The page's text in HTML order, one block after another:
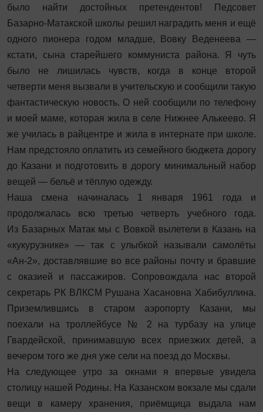
было найти достойных претендентов! Педсовет
Базарно-Матакской школы решил наградить меня и ещё
одного пионера годом младше, Вовку Веденеева —
кстати, сына старейшего коммуниста района. Я чуть
было не лишилась чувств, когда в конце второй
четверти меня вызвали в учительскую и сообщили такую
фантастическую новость. О ней сообщили по телефону
и моей маме, которая жила в селе Нижнее Алькеево. Я
же училась в райцентре и жила в интернате при школе.
Нам предстояло оплатить из семейного бюджета дорогу
до Казани и подготовить в дорогу минимальный набор
вещей — бельё и тёплую одежду.
Наша смена начиналась 1 января 1961 года и
продолжалась всю третью четверть учебного года.
Из Базарных Матак мы с Вовкой вылетели в Казань на
«кукурузнике» — так с улыбкой называли самолёты
«Ан-2», доставлявшие во все районы почту и бравшие
с оказией и пассажиров. Сопровождала нас второй
секретарь РК ВЛКСМ Рушана Хасановна Хабибуллина.
Приземлившись в старом аэропорту Казани, мы
поехали на троллейбусе № 2 на турбазу на улице
Гвардейской, принимавшую всех приезжих детей, а
вечером того же дня уже сели на поезд до Москвы.
На следующее утро за окнами я впервые увидела
столицу нашей Родины. На Казанском вокзале мы сдали
вещи в камеру хранения, приёмщица выдала нам